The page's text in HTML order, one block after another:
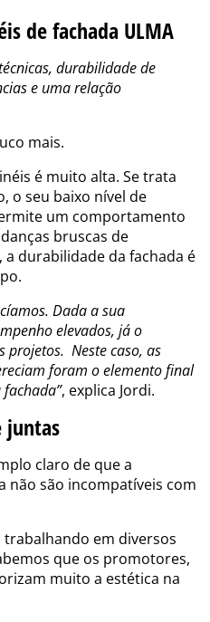
de fachada ULMA
durabilidade de
e uma relação
mais.
é muito alta. Se trata
o seu baixo nível de
um comportamento
bruscas de
durabilidade da fachada é
Dada a sua
elevados, já o
projetos. Neste caso, as
foram o elemento final
, explica Jordi.
juntas
claro de que a
não são incompatíveis com
trabalhando em diversos
que os promotores,
muito a estética na